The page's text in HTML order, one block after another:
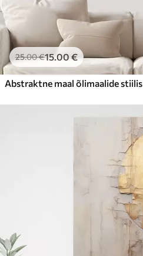
25.00€15.00€
Abstraktne maal õlimaalide stiilis